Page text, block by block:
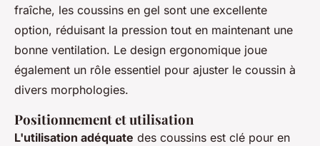
fraîche, les coussins en gel sont une excellente
option, réduisant la pression tout en maintenant une
bonne ventilation. Le design ergonomique joue
également un rôle essentiel pour ajuster le coussin à
divers morphologies.
Positionnement et utilisation
L'utilisation adéquate des coussins est clé pour en